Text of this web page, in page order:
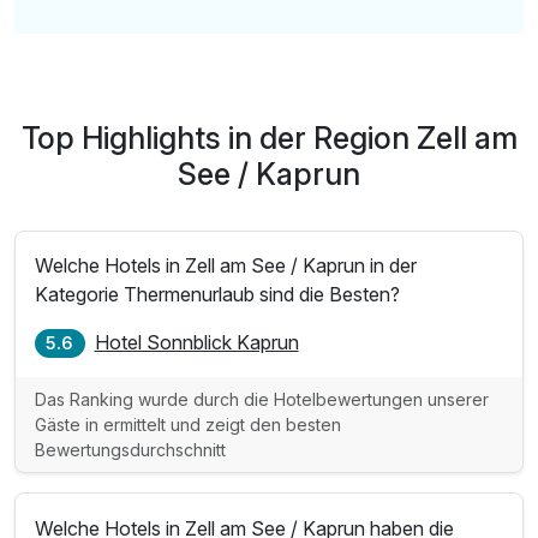
Top Highlights in der Region Zell am
See / Kaprun
Welche Hotels in Zell am See / Kaprun in der
Kategorie Thermenurlaub sind die Besten?
5.6 Hotel Sonnblick Kaprun
Das Ranking wurde durch die Hotelbewertungen unserer
Gäste in ermittelt und zeigt den besten
Bewertungsdurchschnitt
Welche Hotels in Zell am See / Kaprun haben die